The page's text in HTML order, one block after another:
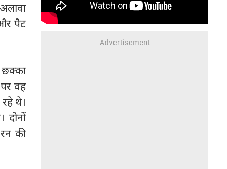
पैट
छक्का
वह
थे।
की